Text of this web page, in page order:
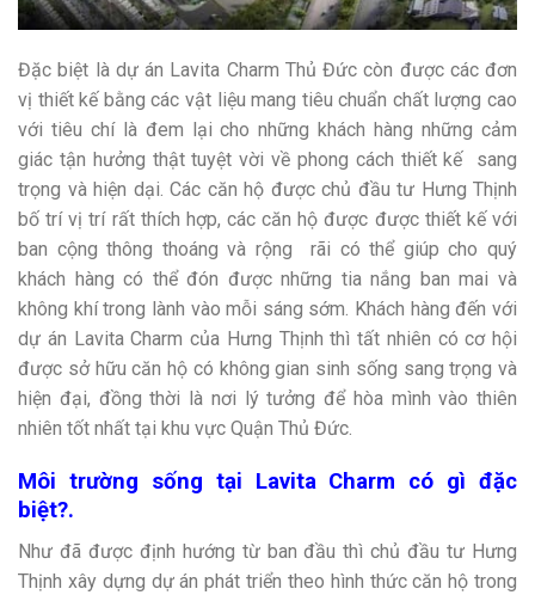
Đặc biệt là dự án Lavita Charm Thủ Đức còn được các đơn
vị thiết kế bằng các vật liệu mang tiêu chuẩn chất lượng cao
với tiêu chí là đem lại cho những khách hàng những cảm
giác tận hưởng thật tuyệt vời về phong cách thiết kế sang
trọng và hiện dại. Các căn hộ được chủ đầu tư Hưng Thịnh
bố trí vị trí rất thích hợp, các căn hộ được được thiết kế với
ban cộng thông thoáng và rộng rãi có thể giúp cho quý
khách hàng có thể đón được những tia nắng ban mai và
không khí trong lành vào mỗi sáng sớm. Khách hàng đến với
dự án Lavita Charm của Hưng Thịnh thì tất nhiên có cơ hội
được sở hữu căn hộ có không gian sinh sống sang trọng và
hiện đại, đồng thời là nơi lý tưởng để hòa mình vào thiên
nhiên tốt nhất tại khu vực Quận Thủ Đức.
Môi trường sống tại Lavita Charm có gì đặc
biệt?.
Như đã được định hướng từ ban đầu thì chủ đầu tư Hưng
Thịnh xây dựng dự án phát triển theo hình thức căn hộ trong